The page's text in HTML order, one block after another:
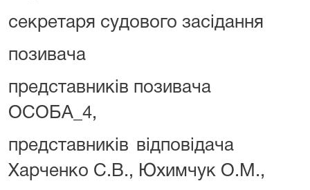
секретаря судового
позивача
представників
ОСОБА_4,
представників
Харченко С.В., Юхимчук О.М.,